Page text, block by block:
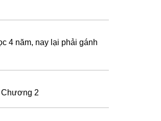
4 năm, nay lại phải gánh
Chương 2